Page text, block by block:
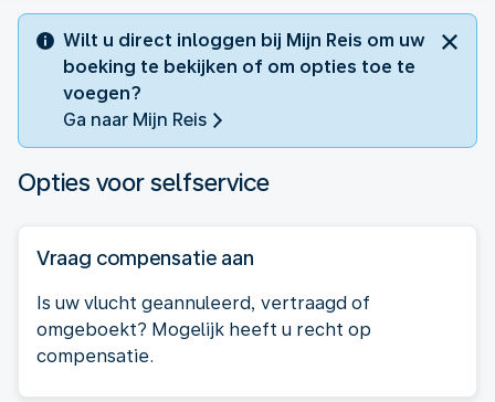
Wilt u direct inloggen bij Mijn Reis om uw
boeking te bekijken of om opties toe te
voegen?
Ga naar Mijn Reis
Opties voor selfservice
Vraag compensatie aan
Is uw vlucht geannuleerd, vertraagd of
omgeboekt? Mogelijk heeft u recht op
compensatie.